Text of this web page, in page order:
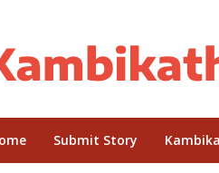
Submit Story